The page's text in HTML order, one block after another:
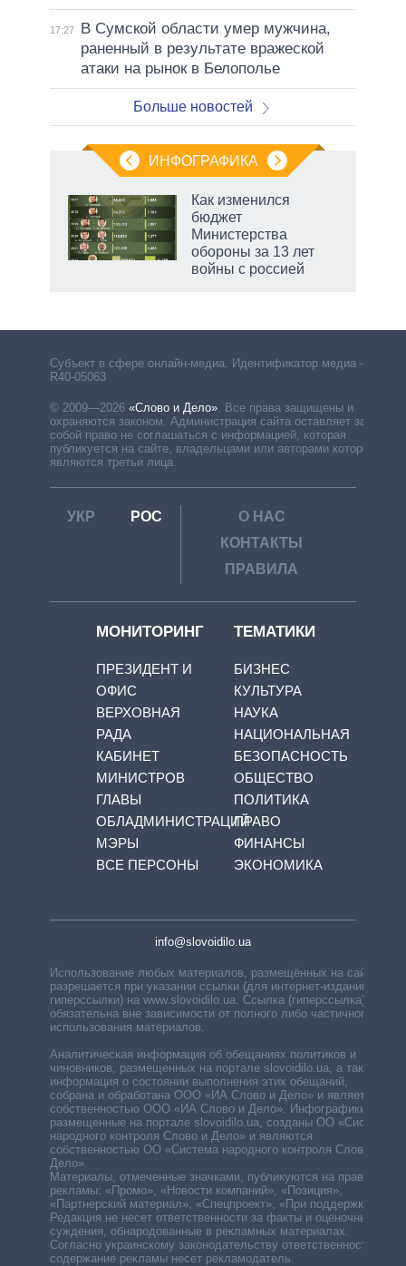
17:27
В Сумской области умер мужчина,
раненный в результате вражеской
атаки на рынок в Белополье
Больше новостей
ИНФОГРАФИКА
Как изменился
бюджет
Министерства
обороны за 13 лет
войны с россией
Субъект в сфере онлайн-медиа. Идентификатор медиа –
R40-05063
© 2009—2026 «Слово и Дело». Все права защищены и
охраняются законом. Администрация сайта оставляет за
собой право не соглашаться с информацией, которая
публикуется на сайте, владельцами или авторами которой
являются третьи лица.
УКР РОС
О НАС
КОНТАКТЫ
ПРАВИЛА
МОНИТОРИНГ
ПРЕЗИДЕНТ И
ОФИС
ВЕРХОВНАЯ
РАДА
КАБИНЕТ
МИНИСТРОВ
ГЛАВЫ
ОБЛАДМИНИСТРАЦИЙ
МЭРЫ
ВСЕ ПЕРСОНЫ
ТЕМАТИКИ
БИЗНЕС
КУЛЬТУРА
НАУКА
НАЦИОНАЛЬНАЯ
БЕЗОПАСНОСТЬ
ОБЩЕСТВО
ПОЛИТИКА
ПРАВО
ФИНАНСЫ
ЭКОНОМИКА
info@slovoidilo.ua
Использование любых материалов, размещённых на сайте,
разрешается при указании ссылки (для интернет-изданий —
гиперссылки) на www.slovoidilo.ua. Ссылка (гиперссылка)
обязательна вне зависимости от полного либо частичного
использования материалов.
Аналитическая информация об обещаниях политиков и
чиновников, размещенных на портале slovoidilo.ua, а также
информация о состоянии выполнения этих обещаний,
собрана и обработана ООО «ИА Слово и Дело» и является
собственностью ООО «ИА Слово и Дело». Инфографики,
размещенные на портале slovoidilo.ua, созданы ОО «Система
народного контроля Слово и Дело» и являются
собственностью ОО «Система народного контроля Слово и
Дело».
Материалы, отмеченные значками, публикуются на правах
рекламы: «Промо», «Новости компаний», «Позиция»,
«Партнерский материал», «Спецпроект», «При поддержке».
Редакция не несет ответственности за факты и оценочные
суждения, обнародованные в рекламных материалах.
Согласно украинскому законодательству ответственность за
содержание рекламы несет рекламодатель.